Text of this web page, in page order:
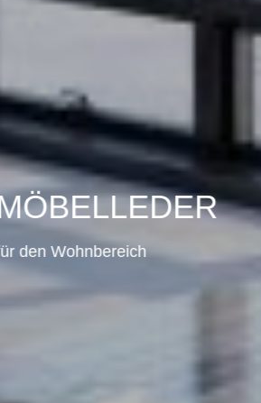
MÖBELLEDER
für den Gastronomiebereich